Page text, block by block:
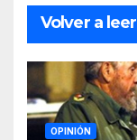
Volver a leer
OPINIÓN